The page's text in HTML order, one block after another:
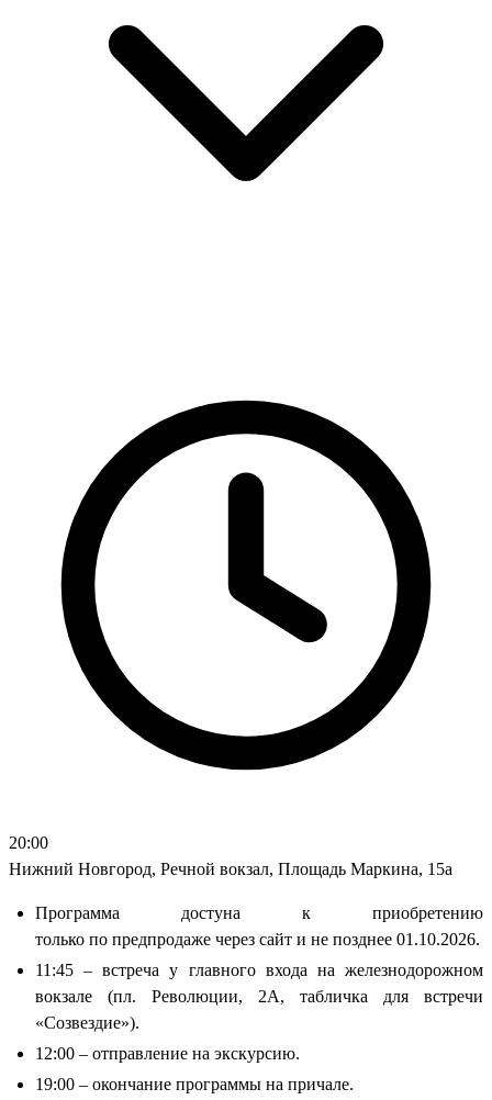
20:00
Нижний Новгород, Речной вокзал, Площадь Маркина, 15а
Программа достуна к приобретению
только по предпродаже через сайт и не позднее 01.10.2026.
11:45 – встреча у главного входа на железнодорожном
вокзале (пл. Революции, 2А, табличка для встречи
«Созвездие»).
12:00 – отправление на экскурсию.
19:00 – окончание программы на причале.